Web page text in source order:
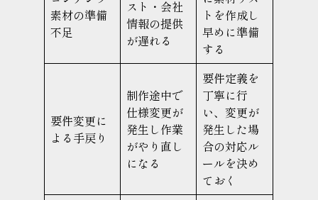
素材の準備
不足
スト・会社
情報の提供
が遅れる
トを作成し
早めに準備
する
要件変更に
よる手戻り
制作途中で
仕様変更が
発生し作業
がやり直し
になる
要件定義を
丁寧に行
い、変更が
発生した場
合の対応ル
ールを決め
ておく